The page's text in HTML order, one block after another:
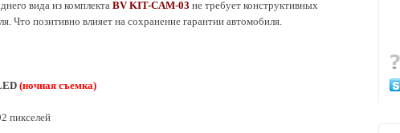
вида из комплекта BV KIT-CAM-03 не требует конструктивных
Что позитивно влияет на сохранение гарантии автомобиля.
(ночная съемка)
пикселей